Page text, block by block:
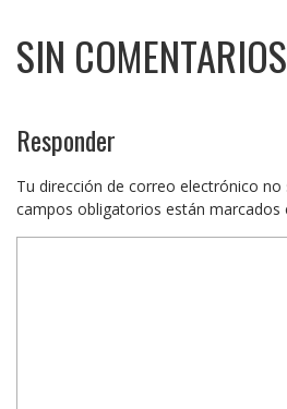
SIN COMENTARIOS
Responder
Tu dirección de correo electrónico no
campos obligatorios están marcados